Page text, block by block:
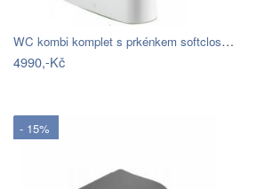
WC kombi komplet s prkénkem softclose…
4990,-Kč
- 15%